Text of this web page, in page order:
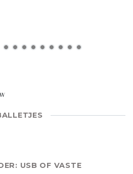
USB OF VASTE